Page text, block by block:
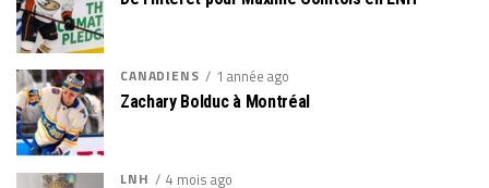
CANADIENS 1 année ago
Zachary Bolduc à Montréal
LNH 4 mois ago